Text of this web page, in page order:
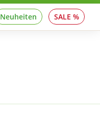
Neuheiten SALE %